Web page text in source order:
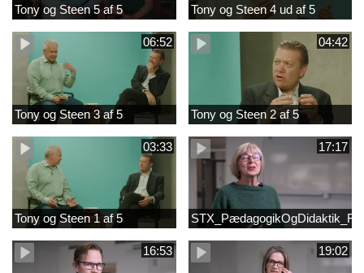
Tony og Steen 5 af 5 Tony og Steen 4 ud af 5
06:52
Tony og Steen 3 af 5
04:42
Tony og Steen 2 af 5
03:33
Tony og Steen 1 af 5
17:17
16:53 19:02